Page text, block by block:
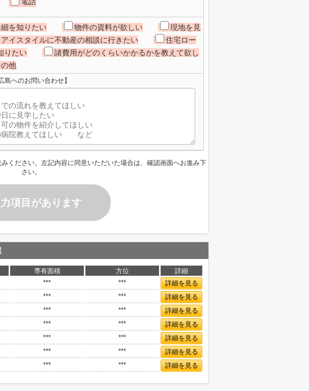
を知りたい 物件の資料が欲しい
現地を見
アイスタイルに不動産の相談に行きたい
住宅ロー
りたい
諸費用がどのくらいかかるかを教えて欲し
他
島へのお問い合わせ】
みください。左記内容に同意いただいた場合は、確認画面へお進み下
さい。
項目があります
専有面積 方位
詳細
*** ***
詳細を見る
*** ***
詳細を見る
*** ***
詳細を見る
*** ***
詳細を見る
*** ***
詳細を見る
*** ***
詳細を見る
*** *** 詳細を見る